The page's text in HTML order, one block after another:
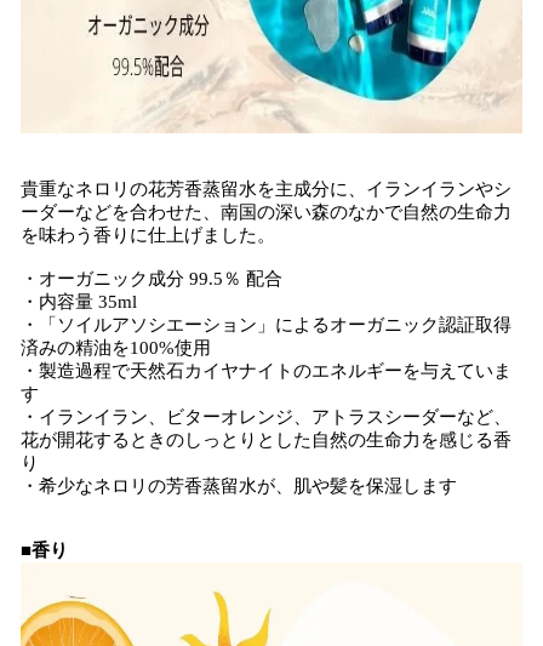
貴重なネロリの花芳香蒸留水を主成分に、イランイランやシ
ーダーなどを合わせた、南国の深い森のなかで自然の生命力
を味わう香りに仕上げました。
・オーガニック成分 99.5％ 配合
・内容量 35ml
・「ソイルアソシエーション」によるオーガニック認証取得
済みの精油を100%使用
・製造過程で天然石カイヤナイトのエネルギーを与えていま
す
・イランイラン、ビターオレンジ、アトラスシーダーなど、
花が開花するときのしっとりとした自然の生命力を感じる香
り
・希少なネロリの芳香蒸留水が、肌や髪を保湿します
■香り